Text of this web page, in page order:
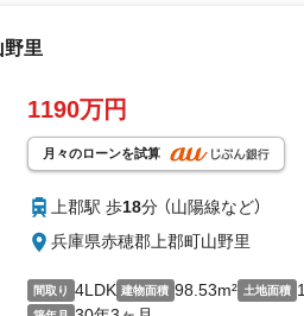
里
1190万円
月々のローンを試算
上郡駅 歩18分 （山陽線など）
兵庫県赤穂郡上郡町山野里
間取り 4LDK 建物面積 98.53m² 土地面積